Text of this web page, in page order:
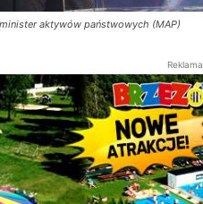
aktywów państwowych (MAP)
Reklama